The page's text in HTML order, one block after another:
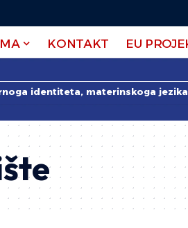
KONTAKT EU
identiteta, materinskoga